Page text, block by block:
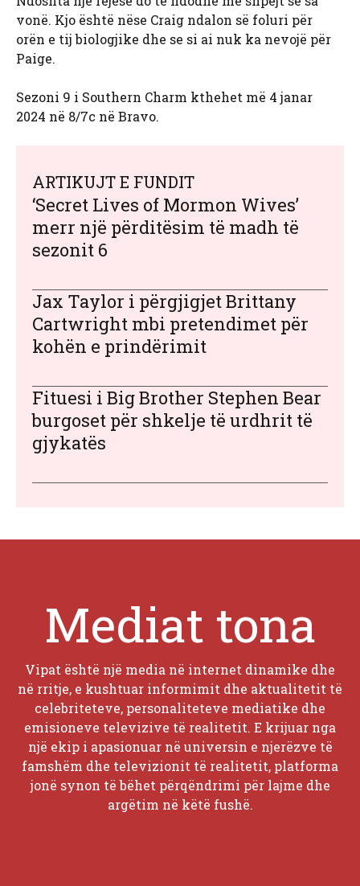
vonë. Kjo është nëse Craig ndalon së foluri për
orën e tij biologjike dhe se si ai nuk ka nevojë për
Paige.
Sezoni 9 i Southern Charm kthehet më 4 janar
2024 në 8/7c në Bravo.
ARTIKUJT E FUNDIT
‘Secret Lives of Mormon Wives’
merr një përditësim të madh të
sezonit 6
Jax Taylor i përgjigjet Brittany
Cartwright mbi pretendimet për
kohën e prindërimit
Fituesi i Big Brother Stephen Bear
burgoset për shkelje të urdhrit të
gjykatës
Mediat tona
Vipat është një media në internet dinamike dhe
në rritje, e kushtuar informimit dhe aktualitetit të
celebriteteve, personaliteteve mediatike dhe
emisioneve televizive të realitetit. E krijuar nga
një ekip i apasionuar në universin e njerëzve të
famshëm dhe televizionit të realitetit, platforma
jonë synon të bëhet përqëndrimi për lajme dhe
argëtim në këtë fushë.